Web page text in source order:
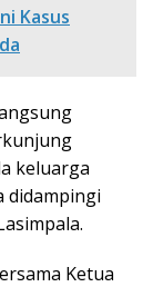
Kasus
keluarga
didampingi
Ketua